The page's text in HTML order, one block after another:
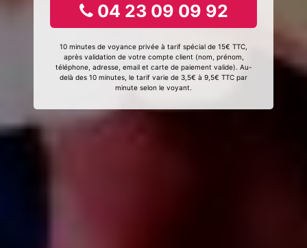
04 23 09 09 92
10 minutes de voyance privée à tarif spécial de 15€ TTC,
après validation de votre compte client (nom, prénom,
téléphone, adresse, email et carte de paiement valide). Au-
delà des 10 minutes, le tarif varie de 3,5€ à 9,5€ TTC par
minute selon le voyant.